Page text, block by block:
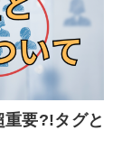
要?!タグと